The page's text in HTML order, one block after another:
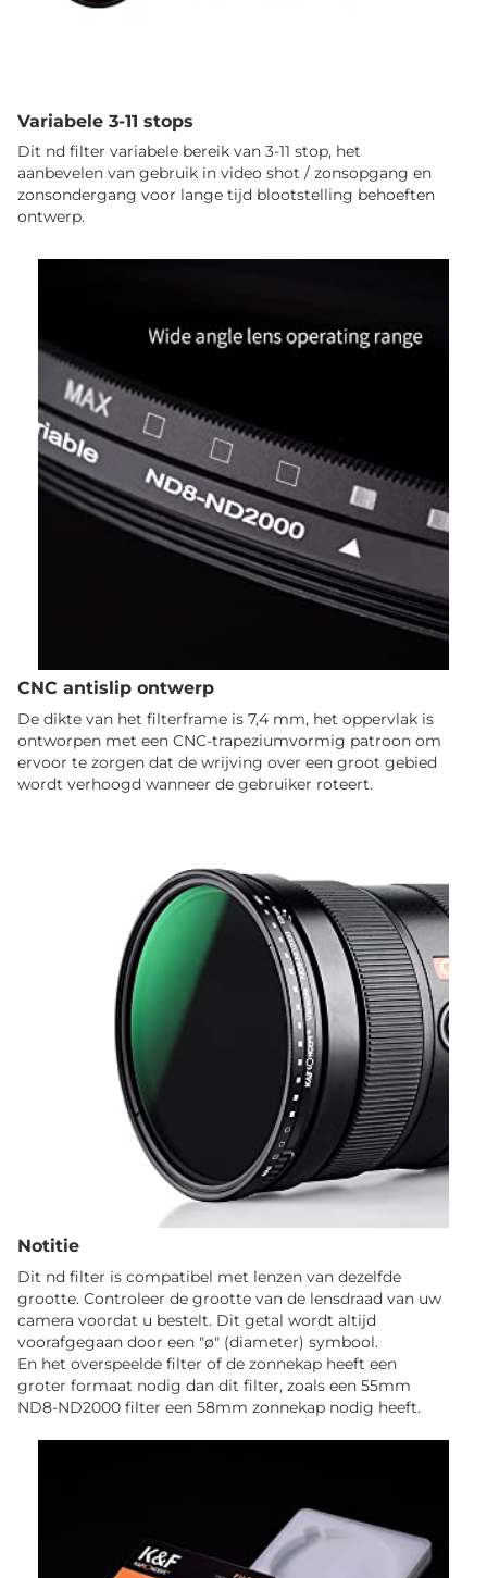
Variabele 3-11 stops
Dit nd filter variabele bereik van 3-11 stop, het
aanbevelen van gebruik in video shot / zonsopgang en
zonsondergang voor lange tijd blootstelling behoeften
ontwerp.
CNC antislip ontwerp
De dikte van het filterframe is 7,4 mm, het oppervlak is
ontworpen met een CNC-trapeziumvormig patroon om
ervoor te zorgen dat de wrijving over een groot gebied
wordt verhoogd wanneer de gebruiker roteert.
Notitie
Dit nd filter is compatibel met lenzen van dezelfde
grootte. Controleer de grootte van de lensdraad van uw
camera voordat u bestelt. Dit getal wordt altijd
voorafgegaan door een "ø" (diameter) symbool.
En het overspeelde filter of de zonnekap heeft een
groter formaat nodig dan dit filter, zoals een 55mm
ND8-ND2000 filter een 58mm zonnekap nodig heeft.